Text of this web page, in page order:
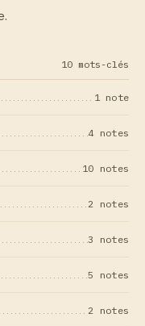
10 mots-clés
1 note
4 notes
10 notes
2 notes
3 notes
5 notes
2 notes